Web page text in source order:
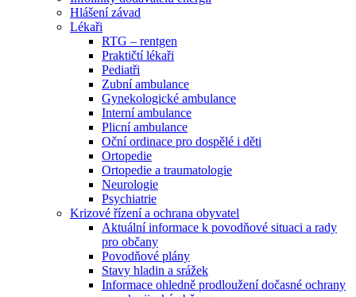
Hlášení závad
Lékaři
RTG – rentgen
Praktičtí lékaři
Pediatři
Zubní ambulance
Gynekologické ambulance
Interní ambulance
Plicní ambulance
Oční ordinace pro dospělé i děti
Ortopedie
Ortopedie a traumatologie
Neurologie
Psychiatrie
Krizové řízení a ochrana obyvatel
Aktuální informace k povodňové situaci a rady
pro občany
Povodňové plány
Stavy hladin a srážek
Informace ohledně prodloužení dočasné ochrany